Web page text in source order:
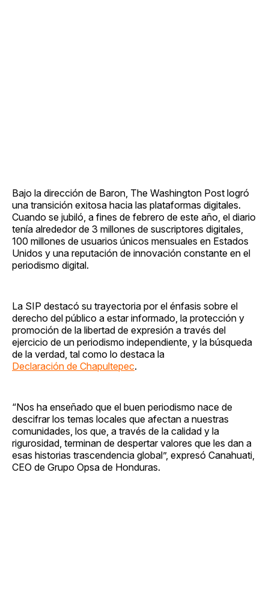
Bajo la dirección de Baron, The Washington Post logró
una transición exitosa hacia las plataformas digitales.
Cuando se jubiló, a fines de febrero de este año, el diario
tenía alrededor de 3 millones de suscriptores digitales,
100 millones de usuarios únicos mensuales en Estados
Unidos y una reputación de innovación constante en el
periodismo digital.
La SIP destacó su trayectoria por el énfasis sobre el
derecho del público a estar informado, la protección y
promoción de la libertad de expresión a través del
ejercicio de un periodismo independiente, y la búsqueda
de la verdad, tal como lo destaca la
Declaración de Chapultepec.
“Nos ha enseñado que el buen periodismo nace de
descifrar los temas locales que afectan a nuestras
comunidades, los que, a través de la calidad y la
rigurosidad, terminan de despertar valores que les dan a
esas historias trascendencia global”, expresó Canahuati,
CEO de Grupo Opsa de Honduras.